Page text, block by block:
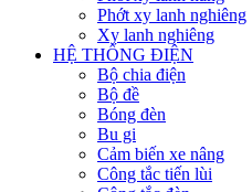
Phớt xy lanh nghiêng
Xy lanh nghiêng
HỆ THỐNG ĐIỆN
Bộ chia điện
Bộ đề
Bóng đèn
Bu gi
Cảm biến xe nâng
Công tắc tiến lùi